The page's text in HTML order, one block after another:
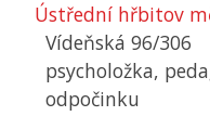
Ústřední hřbitov
Vídeňská 96/306
psycholožka,
odpočinku